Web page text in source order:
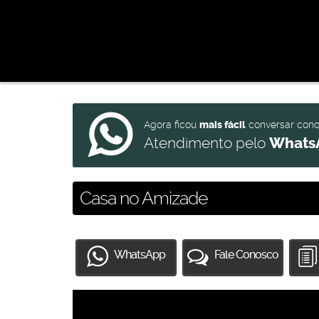
Agora ficou mais fácil conversar
Atendimento pelo
Casa no Amizade
WhatsApp Fale Conosco